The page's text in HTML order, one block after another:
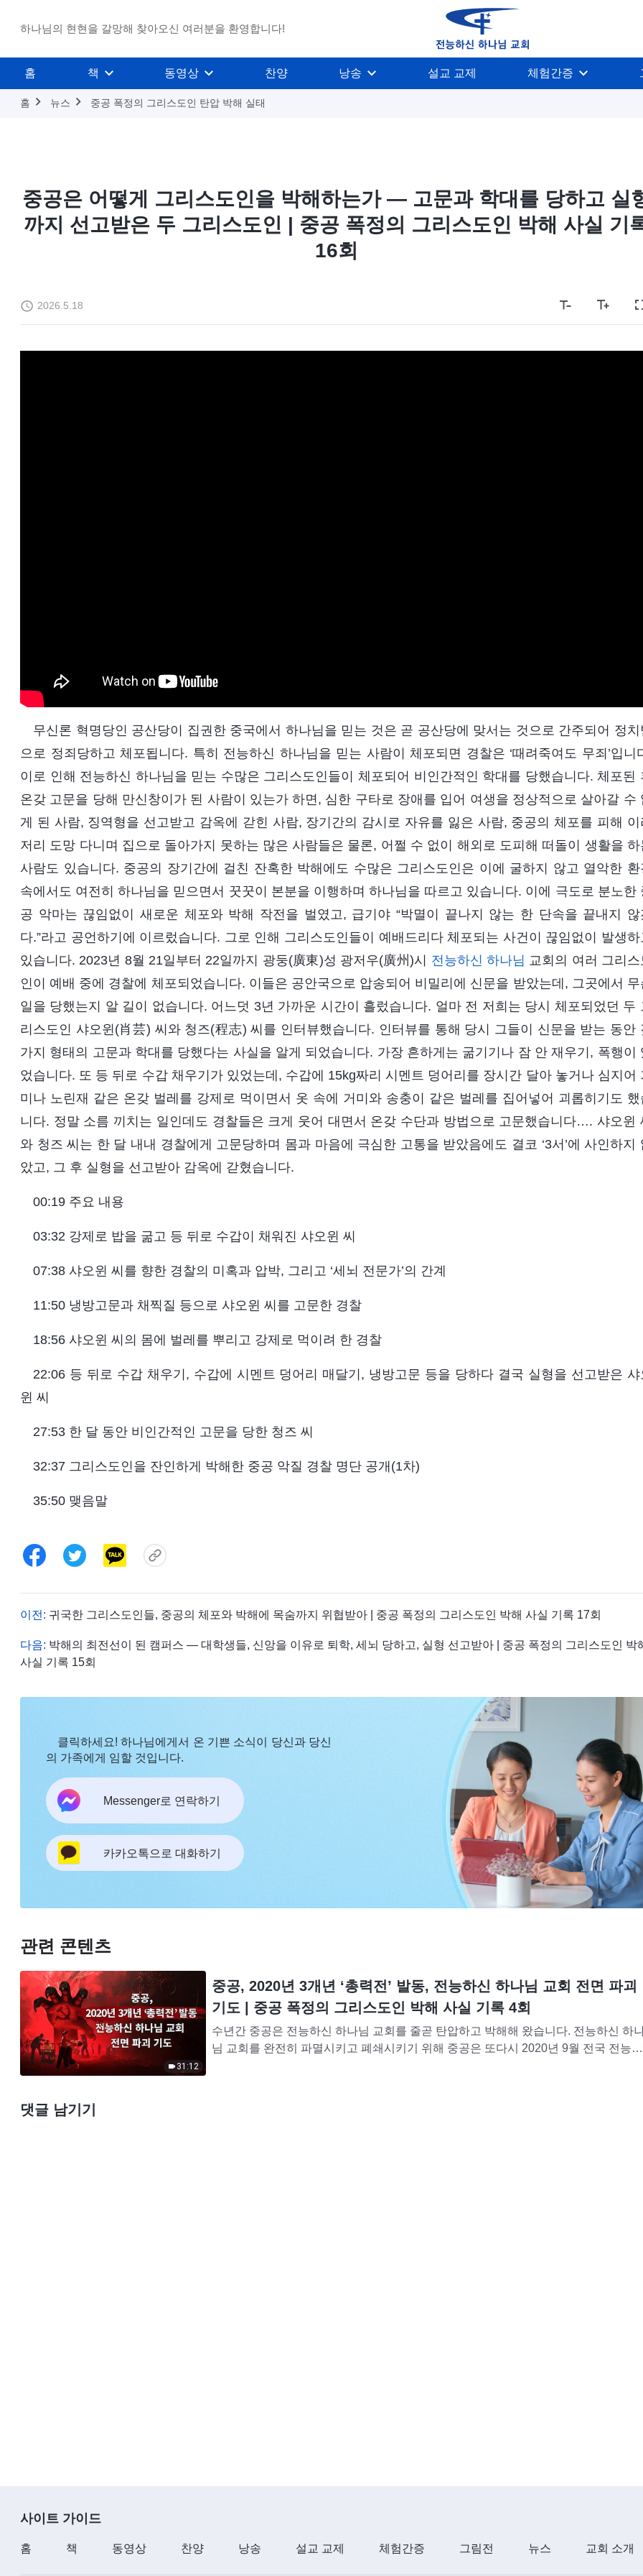
하나님의 현현을 갈망해 찾아오신 여러분을 환영합니다!
홈 책 동영상 찬양 낭송 설교 교제 체험간증
홈 뉴스 중공 폭정의 그리스도인 탄압 박해 실태
중공은 어떻게 그리스도인을 박해하는가 ― 고문과 학대를 당하고 실
까지 선고받은 두 그리스도인 | 중공 폭정의 그리스도인 박해 사실 기
16회
2026.5.18
무신론 혁명당인 공산당이 집권한 중국에서 하나님을 믿는 것은 곧 공산당에 맞서는 것으로 간주되어 정치
으로 정죄당하고 체포됩니다. 특히 전능하신 하나님을 믿는 사람이 체포되면 경찰은 ‘때려죽여도 무죄’입니
이로 인해 전능하신 하나님을 믿는 수많은 그리스도인들이 체포되어 비인간적인 학대를 당했습니다. 체포된
온갖 고문을 당해 만신창이가 된 사람이 있는가 하면, 심한 구타로 장애를 입어 여생을 정상적으로 살아갈 수
게 된 사람, 징역형을 선고받고 감옥에 갇힌 사람, 장기간의 감시로 자유를 잃은 사람, 중공의 체포를 피해 이
저리 도망 다니며 집으로 돌아가지 못하는 많은 사람들은 물론, 어쩔 수 없이 해외로 도피해 떠돌이 생활을 하
사람도 있습니다. 중공의 장기간에 걸친 잔혹한 박해에도 수많은 그리스도인은 이에 굴하지 않고 열악한 환
속에서도 여전히 하나님을 믿으면서 꿋꿋이 본분을 이행하며 하나님을 따르고 있습니다. 이에 극도로 분노한
공 악마는 끊임없이 새로운 체포와 박해 작전을 벌였고, 급기야 “박멸이 끝나지 않는 한 단속을 끝내지 않
다.”라고 공언하기에 이르렀습니다. 그로 인해 그리스도인들이 예배드리다 체포되는 사건이 끊임없이 발생하
있습니다. 2023년 8월 21일부터 22일까지 광둥(廣東)성 광저우(廣州)시 전능하신 하나님 교회의 여러 그리스
인이 예배 중에 경찰에 체포되었습니다. 이들은 공안국으로 압송되어 비밀리에 신문을 받았는데, 그곳에서 무
일을 당했는지 알 길이 없습니다. 어느덧 3년 가까운 시간이 흘렀습니다. 얼마 전 저희는 당시 체포되었던 두
리스도인 샤오윈(肖芸) 씨와 청즈(程志) 씨를 인터뷰했습니다. 인터뷰를 통해 당시 그들이 신문을 받는 동안
가지 형태의 고문과 학대를 당했다는 사실을 알게 되었습니다. 가장 흔하게는 굶기기나 잠 안 재우기, 폭행이
었습니다. 또 등 뒤로 수갑 채우기가 있었는데, 수갑에 15kg짜리 시멘트 덩어리를 장시간 달아 놓거나 심지어
미나 노린재 같은 온갖 벌레를 강제로 먹이면서 옷 속에 거미와 송충이 같은 벌레를 집어넣어 괴롭히기도 했
니다. 정말 소름 끼치는 일인데도 경찰들은 크게 웃어 대면서 온갖 수단과 방법으로 고문했습니다…. 샤오윈
와 청즈 씨는 한 달 내내 경찰에게 고문당하며 몸과 마음에 극심한 고통을 받았음에도 결코 ‘3서’에 사인하지
았고, 그 후 실형을 선고받아 감옥에 갇혔습니다.
00:19 주요 내용
03:32 강제로 밥을 굶고 등 뒤로 수갑이 채워진 샤오윈 씨
07:38 샤오윈 씨를 향한 경찰의 미혹과 압박, 그리고 ‘세뇌 전문가’의 간계
11:50 냉방고문과 채찍질 등으로 샤오윈 씨를 고문한 경찰
18:56 샤오윈 씨의 몸에 벌레를 뿌리고 강제로 먹이려 한 경찰
22:06 등 뒤로 수갑 채우기, 수갑에 시멘트 덩어리 매달기, 냉방고문 등을 당하다 결국 실형을 선고받은 샤
윈 씨
27:53 한 달 동안 비인간적인 고문을 당한 청즈 씨
32:37 그리스도인을 잔인하게 박해한 중공 악질 경찰 명단 공개(1차)
35:50 맺음말
이전: 귀국한 그리스도인들, 중공의 체포와 박해에 목숨까지 위협받아 | 중공 폭정의 그리스도인 박해 사실 기록 17회
다음: 박해의 최전선이 된 캠퍼스 ― 대학생들, 신앙을 이유로 퇴학, 세뇌 당하고, 실형 선고받아 | 중공 폭정의 그리스도인 박
사실 기록 15회
클릭하세요! 하나님에게서 온 기쁜 소식이 당신과 당신
의 가족에게 임할 것입니다.
Messenger로 연락하기
카카오톡으로 대화하기
관련 콘텐츠
31:12
중공, 2020년 3개년 ‘총력전’ 발동, 전능하신 하나님 교회 전면 파괴
기도 | 중공 폭정의 그리스도인 박해 사실 기록 4회
수년간 중공은 전능하신 하나님 교회를 줄곧 탄압하고 박해해 왔습니다. 전능하신 하
님 교회를 완전히 파멸시키고 폐쇄시키기 위해 중공은 또다시 2020년 9월 전국 전능하
댓글 남기기
사이트 가이드
홈 책 동영상 찬양 낭송 설교 교제 체험간증 그림전 뉴스 교회 소개